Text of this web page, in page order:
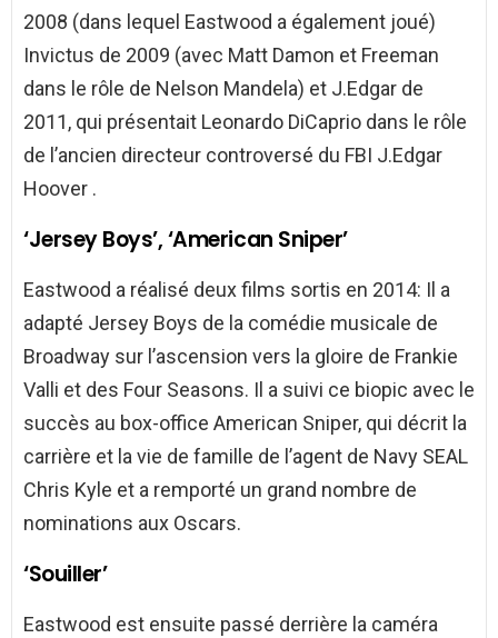
2008 (dans lequel Eastwood a également joué)
Invictus de 2009 (avec Matt Damon et Freeman
dans le rôle de Nelson Mandela) et J.Edgar de
2011, qui présentait Leonardo DiCaprio dans le rôle
de l’ancien directeur controversé du FBI J.Edgar
Hoover .
‘Jersey Boys’, ‘American Sniper’
Eastwood a réalisé deux films sortis en 2014: Il a
adapté Jersey Boys de la comédie musicale de
Broadway sur l’ascension vers la gloire de Frankie
Valli et des Four Seasons. Il a suivi ce biopic avec le
succès au box-office American Sniper, qui décrit la
carrière et la vie de famille de l’agent de Navy SEAL
Chris Kyle et a remporté un grand nombre de
nominations aux Oscars.
‘Souiller’
Eastwood est ensuite passé derrière la caméra